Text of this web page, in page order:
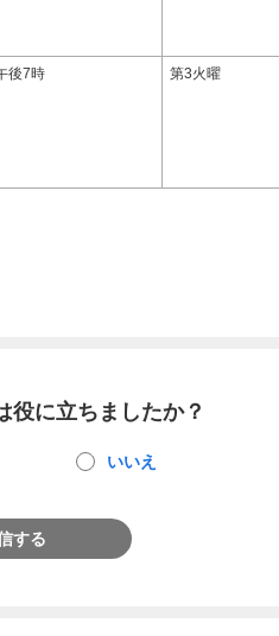
後7時 第3火曜
役に立ちましたか？
いいえ
する